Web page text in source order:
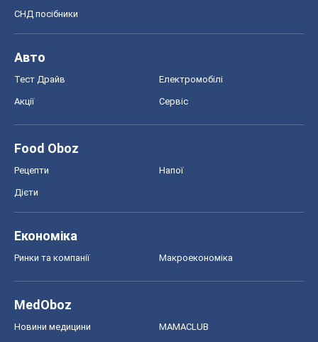
СНД посібники
Авто
Тест Драйв Електромобілі
Акції Сервіс
Food Oboz
Рецепти Напої
Дієти
Економіка
Ринки та компанії Макроекономіка
MedOboz
Новини медицини MAMACLUB